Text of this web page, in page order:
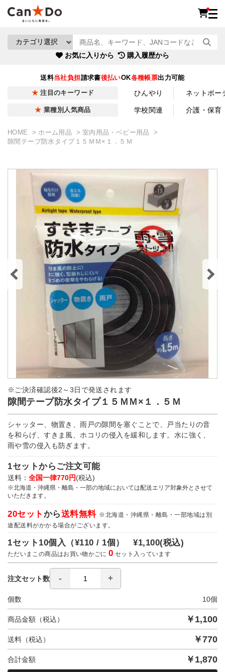
お気に入りから 購入履歴から
送料当社負担請求書後払いOK各種帳票出力可能
注目のキーワード ひんやり ネットポー
業種別人気商品 学校関連 介護・保育
HOME ホーム用品
室内用品・ベビー用品
隙間テープ防水タイプ１５ＭＭ×１．５Ｍ
※ご決済確認後2～3日で発送されます
隙間テープ防水タイプ１５ＭＭ×１．５Ｍ
シャッター、物置き、雨戸の隙間を塞ぐことで、戸当たりの音
を和らげ、すきま風、ホコリの侵入を緩和します。水に強く、
雨や雪の侵入も防ぎます。
1セットからご注文可能
送料： 全国一律770円(税込)
※北海道・沖縄県・離島・一部の地域においては配送エリア対象外とさせて
いただきます。
20セット から送料無料 ※北海道・沖縄県・離島・一部地域は別
途配送料がかかる場合がございます。
1セット10個入（¥110 / 1個）¥1,100(税込)
ただいまこの商品はお買い物かごに0 セット入っています
注文セット数
個数 10個
商品金額（税込） ￥ 1,100
送料（税込） ￥770
合計金額 ￥ 1,870